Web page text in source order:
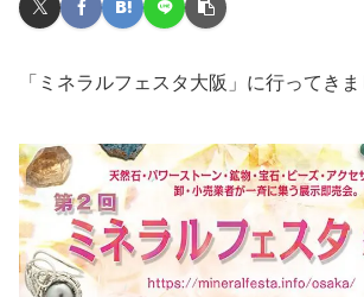
「ミネラルフェスタ大阪」に行ってきま